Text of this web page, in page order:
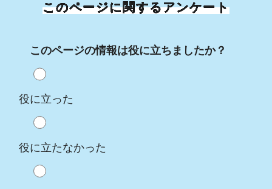
このページに関するアンケート
このページの情報は役に立ちましたか？
役に立った
役に立たなかった